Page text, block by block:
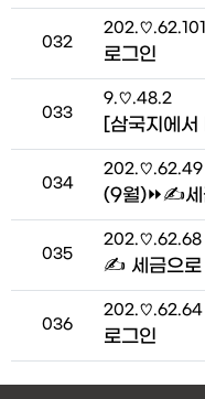
번호
032
접속자
202.♡.62.101
로그인
번호
033
접속자
9.♡.48.2
번호
034
접속자
202.♡.62.49
번호
035
접속자
202.♡.62.68
번호
036
접속자
202.♡.62.64
로그인